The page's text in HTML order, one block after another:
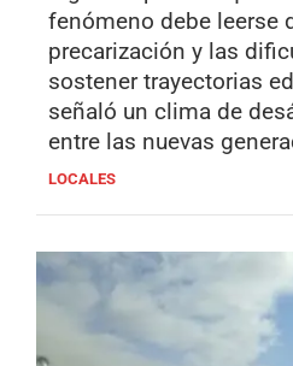
fenómeno debe leerse
precarización y las
sostener trayectorias
señaló un clima de
entre las nuevas
LOCALES